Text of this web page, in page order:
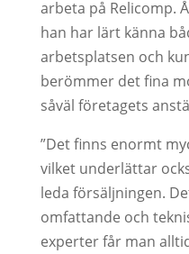
arbeta på Relicomp.
han har lärt känna
arbetsplatsen och
berömmer det fina
såväl företagets
”Det finns enormt
vilket underlättar
leda försäljningen.
omfattande och
experter får man